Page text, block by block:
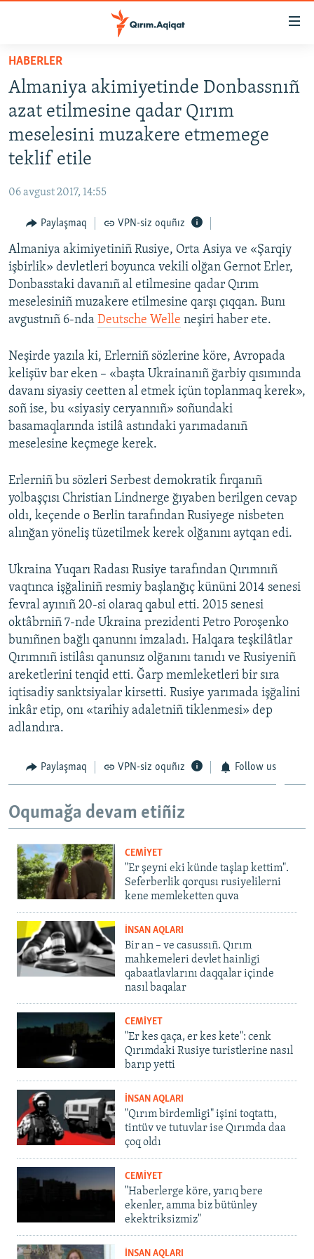
Esas
qaytmaq
Baş
navigatsiyağa
qaytmaq
Qıdıruvğa
HABERLER
İQTİSADİYAT
CEMİYET
İNSAN AQLARI
VİDEO
SÜRET
BLOGLAR
FİKİR
Українською
QOŞULIÑIZ!
HABERLER
Almaniya akimiyetinde Donbassnıñ
azat etilmesine qadar Qırım
meselesini muzakere etmemege
teklif etile
06 avgust 2017, 14:55
Paylaşmaq VPN-siz oquñız
Almaniya akimiyetiniñ Rusiye, Orta Asiya ve «Şarqiy
işbirlik» devletleri boyunca vekili olğan Gernot Erler,
Donbasstaki davanıñ al etilmesine qadar Qırım
meselesiniñ muzakere etilmesine qarşı çıqqan. Bunı
avgustnıñ 6-nda Deutsche Welle neşiri haber ete.
Neşirde yazıla ki, Erlerniñ sözlerine köre, Avropada
kelişüv bar eken – «başta Ukrainanıñ ğarbiy qısımında
davanı siyasiy ceetten al etmek içün toplanmaq kerek»,
soñ ise, bu «siyasiy ceryannıñ» soñundaki
basamaqlarında istilâ astındaki yarımadanıñ
meselesine keçmege kerek.
Erlerniñ bu sözleri Serbest demokratik fırqanıñ
yolbaşçısı Christian Lindnerge ğıyaben berilgen cevap
oldı, keçende o Berlin tarafından Rusiyege nisbeten
alınğan yöneliş tüzetilmek kerek olğanını aytqan edi.
Ukraina Yuqarı Radası Rusiye tarafından Qırımnıñ
vaqtınca işğaliniñ resmiy başlanğıç kününi 2014 senesi
fevral ayınıñ 20-si olaraq qabul etti. 2015 senesi
oktâbrniñ 7-nde Ukraina prezidenti Petro Poroşenko
bunıñnen bağlı qanunnı imzaladı. Halqara teşkilâtlar
Qırımnıñ istilâsı qanunsız olğanını tanıdı ve Rusiyeniñ
areketlerini tenqid etti. Ğarp memleketleri bir sıra
iqtisadiy sanktsiyalar kirsetti. Rusiye yarımada işğalini
inkâr etip, onı «tarihiy adaletniñ tiklenmesi» dep
adlandıra.
Paylaşmaq VPN-siz oquñız Follow us
Oqumağa devam etiñiz
CEMİYET
"Er şeyni eki künde taşlap kettim".
Seferberlik qorqusı rusiyelilerni
kene memleketten quva
İNSAN AQLARI
Bir an – ve casussıñ. Qırım
mahkemeleri devlet hainligi
qabaatlavlarını daqqalar içinde
nasıl baqalar
CEMİYET
"Er kes qaça, er kes kete": cenk
Qırımdaki Rusiye turistlerine nasıl
barıp yetti
İNSAN AQLARI
"Qırım birdemligi" işini toqtattı,
tintüv ve tutuvlar ise Qırımda daa
çoq oldı
CEMİYET
"Haberlerge köre, yarıq bere
ekenler, amma biz bütünley
ekektriksizmiz"
İNSAN AQLARI